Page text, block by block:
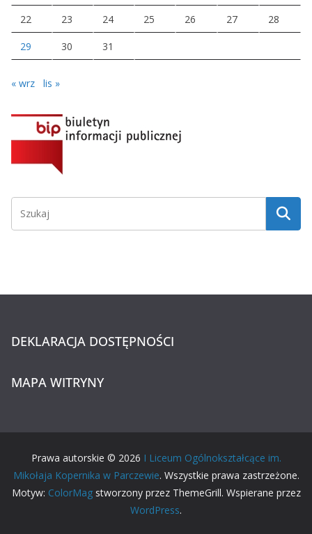
22 23 24 25 26 27 28
29 30 31
« wrz lis »
DEKLARACJA DOSTĘPNOŚCI
MAPA WITRYNY
Prawa autorskie © 2026 I Liceum Ogólnokształcące im.
Mikołaja Kopernika w Parczewie. Wszystkie prawa zastrzeżone.
Motyw: ColorMagstworzony przez ThemeGrill. Wspierane przez
WordPress.